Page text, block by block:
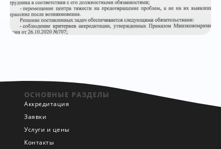
ОСНОВНЫЕ РАЗДЕЛЫ
Аккредитация
Заявки
Услуги и цены
Контакты